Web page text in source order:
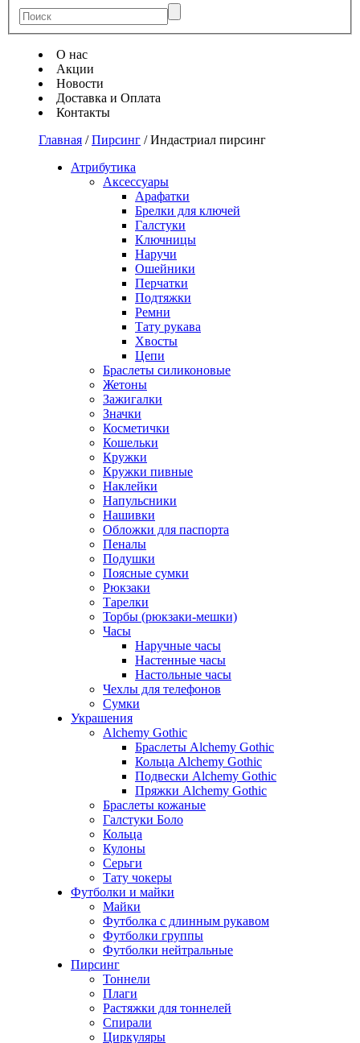
О нас
Акции
Новости
Доставка и Оплата
Контакты
Главная /Пирсинг /Индастриал пирсинг
Атрибутика
Аксессуары
Арафатки
Брелки для ключей
Галстуки
Ключницы
Наручи
Ошейники
Перчатки
Подтяжки
Ремни
Тату рукава
Хвосты
Цепи
Браслеты силиконовые
Жетоны
Зажигалки
Значки
Косметички
Кошельки
Кружки
Кружки пивные
Наклейки
Напульсники
Нашивки
Обложки для паспорта
Пеналы
Подушки
Поясные сумки
Рюкзаки
Тарелки
Торбы (рюкзаки-мешки)
Часы
Наручные часы
Настенные часы
Настольные часы
Чехлы для телефонов
Сумки
Украшения
Alchemy Gothic
Браслеты Alchemy Gothic
Кольца Alchemy Gothic
Подвески Alchemy Gothic
Пряжки Alchemy Gothic
Браслеты кожаные
Галстуки Боло
Кольца
Кулоны
Серьги
Тату чокеры
Футболки и майки
Майки
Футболка с длинным рукавом
Футболки группы
Футболки нейтральные
Пирсинг
Тоннели
Плаги
Растяжки для тоннелей
Спирали
Циркуляры